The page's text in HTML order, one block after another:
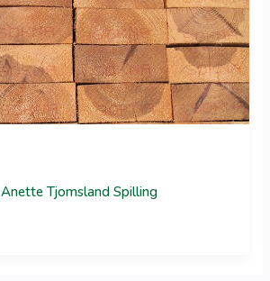
Anette Tjomsland Spilling